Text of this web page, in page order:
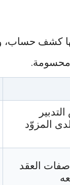
كشف حساب،
محسومة.
المزوّد
العقد